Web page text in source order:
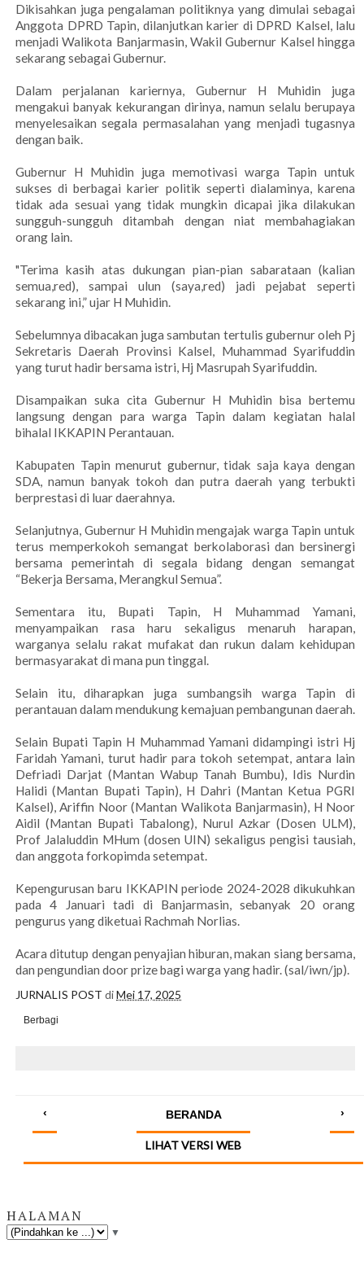
Dikisahkan juga pengalaman politiknya yang dimulai sebagai
Anggota DPRD Tapin, dilanjutkan karier di DPRD Kalsel, lalu
menjadi Walikota Banjarmasin, Wakil Gubernur Kalsel hingga
sekarang sebagai Gubernur.
Dalam perjalanan kariernya, Gubernur H Muhidin juga
mengakui banyak kekurangan dirinya, namun selalu berupaya
menyelesaikan segala permasalahan yang menjadi tugasnya
dengan baik.
Gubernur H Muhidin juga memotivasi warga Tapin untuk
sukses di berbagai karier politik seperti dialaminya, karena
tidak ada sesuai yang tidak mungkin dicapai jika dilakukan
sungguh-sungguh ditambah dengan niat membahagiakan
orang lain.
"Terima kasih atas dukungan pian-pian sabarataan (kalian
semua,red), sampai ulun (saya,red) jadi pejabat seperti
sekarang ini,” ujar H Muhidin.
Sebelumnya dibacakan juga sambutan tertulis gubernur oleh Pj
Sekretaris Daerah Provinsi Kalsel, Muhammad Syarifuddin
yang turut hadir bersama istri, Hj Masrupah Syarifuddin.
Disampaikan suka cita Gubernur H Muhidin bisa bertemu
langsung dengan para warga Tapin dalam kegiatan halal
bihalal IKKAPIN Perantauan.
Kabupaten Tapin menurut gubernur, tidak saja kaya dengan
SDA, namun banyak tokoh dan putra daerah yang terbukti
berprestasi di luar daerahnya.
Selanjutnya, Gubernur H Muhidin mengajak warga Tapin untuk
terus memperkokoh semangat berkolaborasi dan bersinergi
bersama pemerintah di segala bidang dengan semangat
“Bekerja Bersama, Merangkul Semua”.
Sementara itu, Bupati Tapin, H Muhammad Yamani,
menyampaikan rasa haru sekaligus menaruh harapan,
warganya selalu rakat mufakat dan rukun dalam kehidupan
bermasyarakat di mana pun tinggal.
Selain itu, diharapkan juga sumbangsih warga Tapin di
perantauan dalam mendukung kemajuan pembangunan daerah.
Selain Bupati Tapin H Muhammad Yamani didampingi istri Hj
Faridah Yamani, turut hadir para tokoh setempat, antara lain
Defriadi Darjat (Mantan Wabup Tanah Bumbu), Idis Nurdin
Halidi (Mantan Bupati Tapin), H Dahri (Mantan Ketua PGRI
Kalsel), Ariffin Noor (Mantan Walikota Banjarmasin), H Noor
Aidil (Mantan Bupati Tabalong), Nurul Azkar (Dosen ULM),
Prof Jalaluddin MHum (dosen UIN) sekaligus pengisi tausiah,
dan anggota forkopimda setempat.
Kepengurusan baru IKKAPIN periode 2024-2028 dikukuhkan
pada 4 Januari tadi di Banjarmasin, sebanyak 20 orang
pengurus yang diketuai Rachmah Norlias.
Acara ditutup dengan penyajian hiburan, makan siang bersama,
dan pengundian door prize bagi warga yang hadir. (sal/iwn/jp).
JURNALIS POST diMei 17, 2025
Berbagi
‹ ›
BERANDA
LIHAT VERSI WEB
HALAMAN
▼